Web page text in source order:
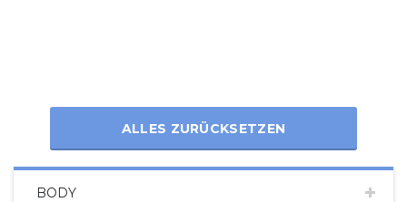
ALLES ZURÜCKSETZEN
BODY